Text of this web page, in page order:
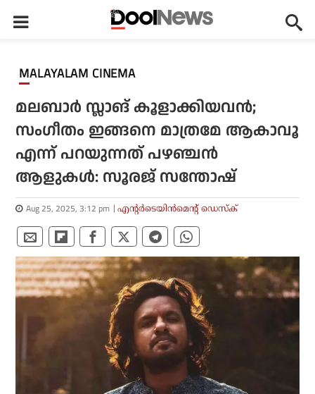
MALAYALAM CINEMA
മലബാര്‍ സ്ലാങ് കൂളാക്കിയവന്‍;
സംഗീതം ഇങ്ങനെ മാത്രമേ ആകാവൂ
എന്ന് പറയുന്നത് പഴഞ്ചന്‍
ആളുകള്‍: സൂരജ് സന്തോഷ്
Aug 25, 2025, 3:12 pm എന്റര്‍ടെയിന്‍മെന്റ് ഡെസ്‌ക്